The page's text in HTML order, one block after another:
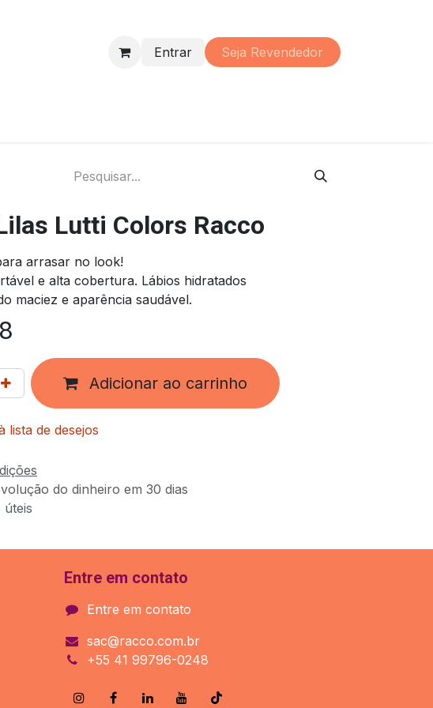
Entrar Seja Re​vendedor
Lutti Colors Racco
arrasar no look!
e alta cobertura. Lábios hidratados
maciez e aparência saudável.
Adicionar ao carrinho
lista de desejos
do dinheiro em 30 dias
úteis
Entre em contato
Entre em contato
sac@racco.com.br
+55 41 99796-0248